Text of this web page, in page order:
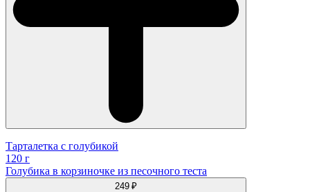
Тарталетка с голубикой
120 г
Голубика в корзиночке из песочного теста
249 ₽